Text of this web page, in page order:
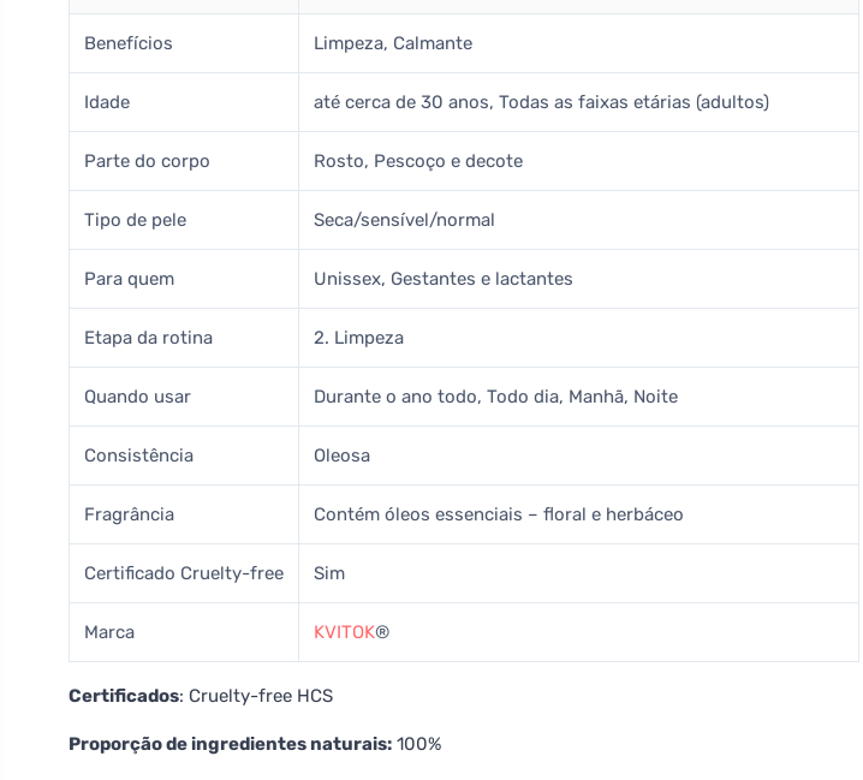
Benefícios Limpeza, Calmante
Idade até cerca de 30 anos, Todas as faixas etárias (adultos)
Parte do corpo Rosto, Pescoço e decote
Tipo de pele Seca/sensível/normal
Para quem Unissex, Gestantes e lactantes
Etapa da rotina 2. Limpeza
Quando usar Durante o ano todo, Todo dia, Manhã, Noite
Consistência Oleosa
Fragrância Contém óleos essenciais – floral e herbáceo
Certificado Cruelty-free Sim
Marca KVITOK®
Certificados: Cruelty-free HCS
Proporção de ingredientes naturais: 100%